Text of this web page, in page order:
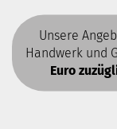
Unsere
Handwerk und
Euro